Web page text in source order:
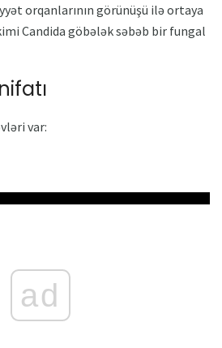
orqanlarının görünüşü ilə ortaya
Candida göbələk səbəb bir fungal
var:
ad